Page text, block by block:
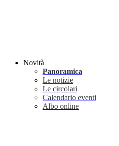
Novità
Panoramica
Le notizie
Le circolari
Calendario eventi
Albo online